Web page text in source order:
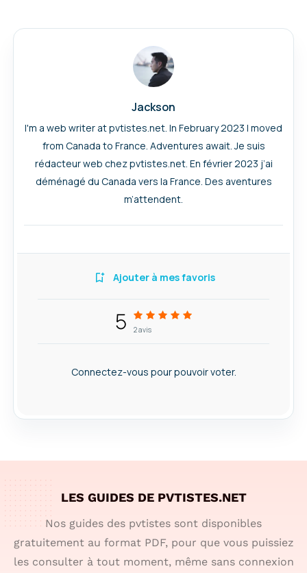
Jackson
I'm a web writer at pvtistes.net. In February 2023 I moved
from Canada to France. Adventures await. Je suis
rédacteur web chez pvtistes.net. En février 2023 j’ai
déménagé du Canada vers la France. Des aventures
m’attendent.
Ajouter à mes favoris
5 2avis
Connectez-vous pour pouvoir voter.
LES GUIDES DE PVTISTES.NET
Nos guides des pvtistes sont disponibles
gratuitement au format PDF, pour que vous puissiez
les consulter à tout moment, même sans connexion